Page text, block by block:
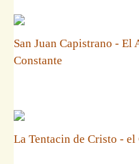
San Juan Capistrano - El
Constante
La Tentacin de Cristo -